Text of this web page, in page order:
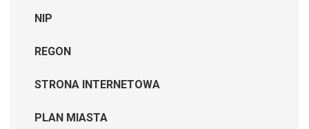
NIP
REGON
STRONA INTERNETOWA
PLAN MIASTA